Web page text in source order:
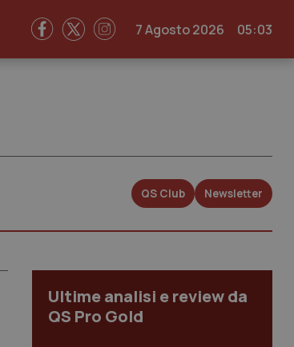
7 Agosto 2026 05:03
QS Club Newsletter
Ultime analisi e review da
QS Pro Gold